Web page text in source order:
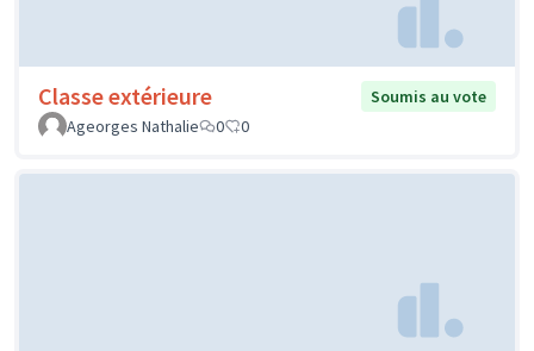
Classe extérieure
Soumis au vote
Ageorges Nathalie
0 0